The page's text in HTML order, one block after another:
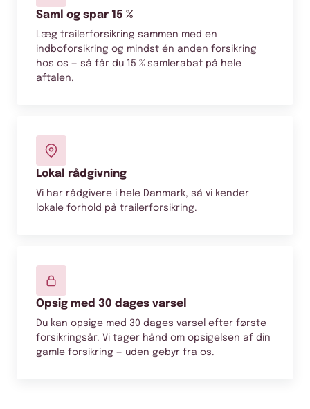
Saml og spar 15 %
Læg trailerforsikring sammen med en
indboforsikring og mindst én anden forsikring
hos os — så får du 15 % samlerabat på hele
aftalen.
Lokal rådgivning
Vi har rådgivere i hele Danmark, så vi kender
lokale forhold på trailerforsikring.
Opsig med 30 dages varsel
Du kan opsige med 30 dages varsel efter første
forsikringsår. Vi tager hånd om opsigelsen af din
gamle forsikring — uden gebyr fra os.